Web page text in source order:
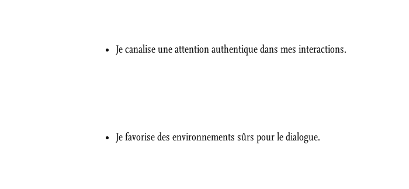
Je canalise une attention authentique dans mes interactions.
Je favorise des environnements sûrs pour le dialogue.